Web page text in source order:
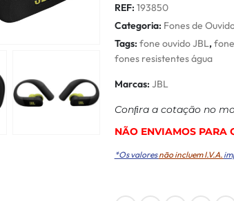
REF: 193850
Categoria: Fones de
Tags: fone ouvido JBL,
fones resistentes água
Marcas: JBL
Conﬁra a cotação no
NÃO ENVIAMOS PARA
*Os valoresnão incluem I.V.A.